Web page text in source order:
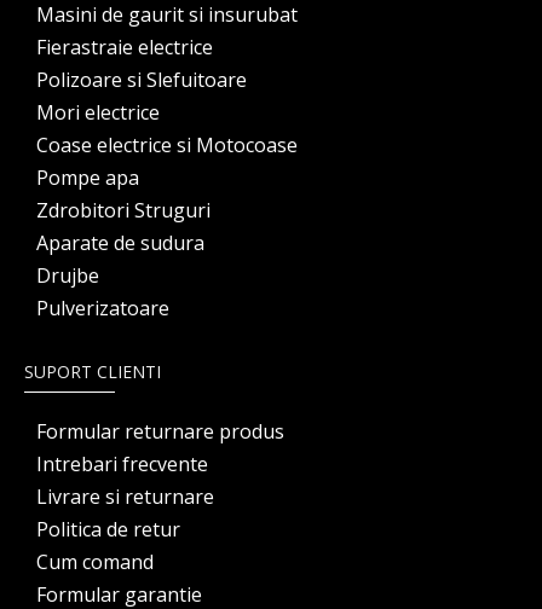
Masini de gaurit si insurubat
Fierastraie electrice
Polizoare si Slefuitoare
Mori electrice
Coase electrice si Motocoase
Pompe apa
Zdrobitori Struguri
Aparate de sudura
Drujbe
Pulverizatoare
SUPORT CLIENTI
Formular returnare produs
Intrebari frecvente
Livrare si returnare
Politica de retur
Cum comand
Formular garantie